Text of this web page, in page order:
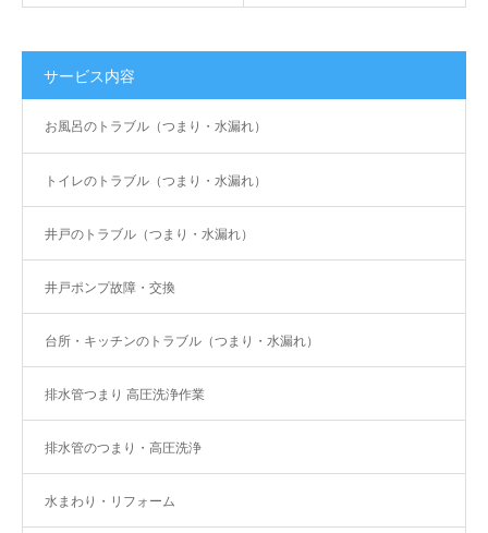
サービス内容
お風呂のトラブル（つまり・水漏れ）
トイレのトラブル（つまり・水漏れ）
井戸のトラブル（つまり・水漏れ）
井戸ポンプ故障・交換
台所・キッチンのトラブル（つまり・水漏れ）
排水管つまり 高圧洗浄作業
排水管のつまり・高圧洗浄
水まわり・リフォーム